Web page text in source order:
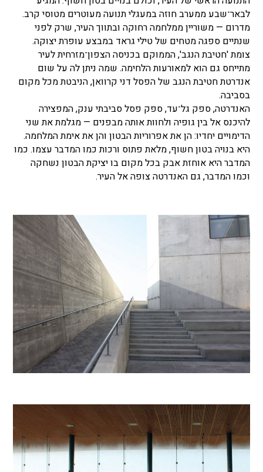
לבאר־שבע ממערב חוזה במעגלי תנועה מעוטרים מטוסי קרב.
מדרום — משוריין ממלחמה רחוקה ובתווך העיר, שרק לפני
שנתיים ספגה מטחים של טילי גראד במבצע עופרת יצוקה.
צומת 'חטיבת הנגב', הממוקם בכניסה הצפון־מזרחית לעיר
מתייחס גם הוא למאורעות הלחימה. שמה ניתן לה על שום
אנדרטת חטיבת הנגב של הפסל דני קרוואן, הניבטת מכל מקום
בסביבה.
האנדרטה, ספק גל־עד, ספק פסל סביבתי ענק, המפצירה
להיכנס אל בין גופיה ולחוות אותה מבפנים — מגלמת את שני
הדימויים יחדיו: הן את אפרוריות הבטון והן את אימת המלחמה.
היא בנויה בטון חשוף, מלאת פתוס ורכות כמו המדבר עצמו. כמו
המדבר היא אוחזת אבק בכל מקום בו יציקת הבטון נשחקה
וכמו המדבר, גם האנדרטה צופה אל העיר.